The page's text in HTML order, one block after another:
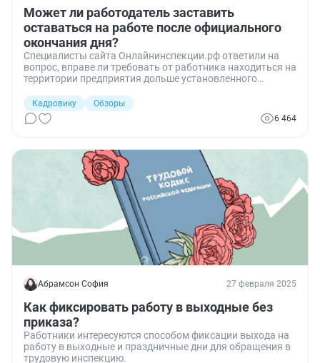
Может ли работодатель заставить
оставаться на работе после официального
окончания дня?
Специалисты сайта Онлайнинспекции.рф ответили на
вопрос, вправе ли требовать от работника находиться на
территории предприятия дольше установленного
Кадровику
Обзоры
6 464
Абрамсон София 27 февраля 2025
Как фиксировать работу в выходные без
приказа?
Работники интересуются способом фиксации выхода на
работу в выходные и праздничные дни для обращения в
трудовую инспекцию.